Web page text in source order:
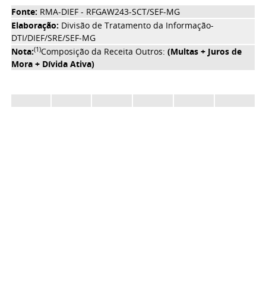
Fonte: RMA-DIEF - RFGAW243-SCT/SEF-MG
Elaboração: Divisão de Tratamento da Informação-
DTI/DIEF/SRE/SEF-MG
Nota:(1)Composição da Receita Outros: (Multas + Juros de
Mora + Dívida Ativa)